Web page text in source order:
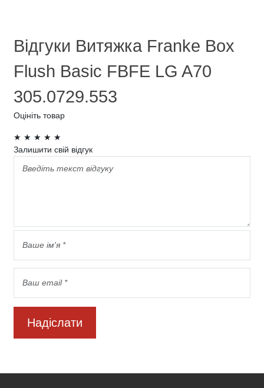
Відгуки Витяжка Franke Box
Flush Basic FBFE LG A70
305.0729.553
Оцініть товар
★ ★ ★ ★ ★
Залишити свій відгук
Надіслати